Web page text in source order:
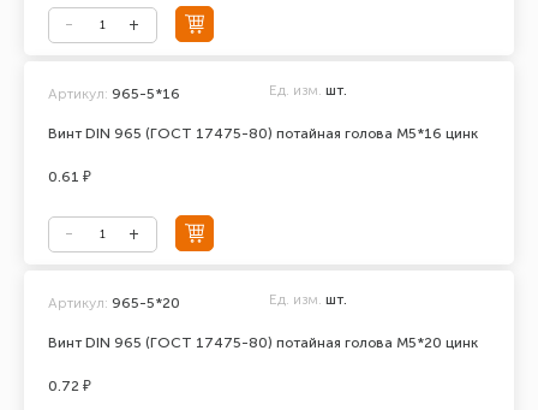
Винт DIN 965 (ГОСТ 17475-80) потайная голова М5*16 цинк
Артикул: 965-5*16 Ед. изм. шт.
0.61 ₽
Винт DIN 965 (ГОСТ 17475-80) потайная голова М5*20 цинк
Артикул: 965-5*20 Ед. изм. шт.
0.72 ₽